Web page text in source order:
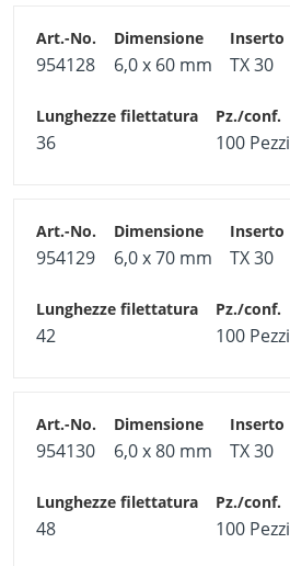
954128 6,0 x 60 mm TX 30
36 100 Pezzi
954129 6,0 x 70 mm TX 30
42 100 Pezzi
954130 6,0 x 80 mm TX 30
48 100 Pezzi